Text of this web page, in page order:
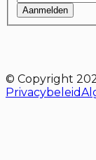
Aanmelden
© Copyright
Privacybeleid